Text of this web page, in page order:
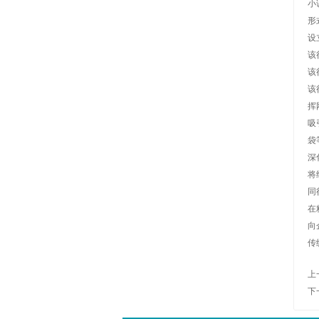
小
形
设
该
该
该
挥
吸
袋
深
将
同
在
向
传
上
下